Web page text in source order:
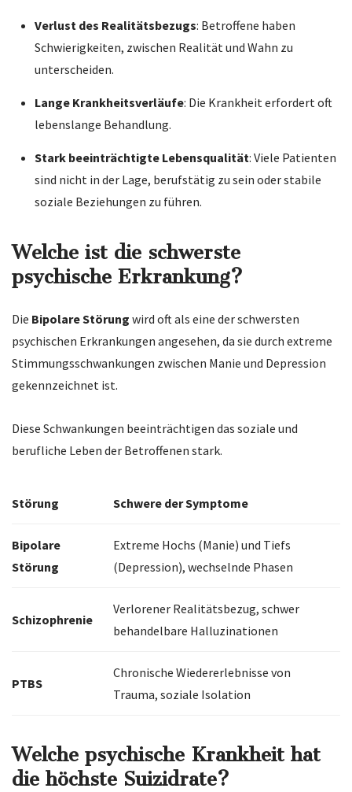
Verlust des Realitätsbezugs: Betroffene haben
Schwierigkeiten, zwischen Realität und Wahn zu
unterscheiden.
Lange Krankheitsverläufe: Die Krankheit erfordert oft
lebenslange Behandlung.
Stark beeinträchtigte Lebensqualität: Viele Patienten
sind nicht in der Lage, berufstätig zu sein oder stabile
soziale Beziehungen zu führen.
Welche ist die schwerste
psychische Erkrankung?
Die Bipolare Störung wird oft als eine der schwersten
psychischen Erkrankungen angesehen, da sie durch extreme
Stimmungsschwankungen zwischen Manie und Depression
gekennzeichnet ist.
Diese Schwankungen beeinträchtigen das soziale und
berufliche Leben der Betroffenen stark.
Störung Schwere der Symptome
Bipolare
Störung
Extreme Hochs (Manie) und Tiefs
(Depression), wechselnde Phasen
Schizophrenie
Verlorener Realitätsbezug, schwer
behandelbare Halluzinationen
PTBS
Chronische Wiedererlebnisse von
Trauma, soziale Isolation
Welche psychische Krankheit hat
die höchste Suizidrate?